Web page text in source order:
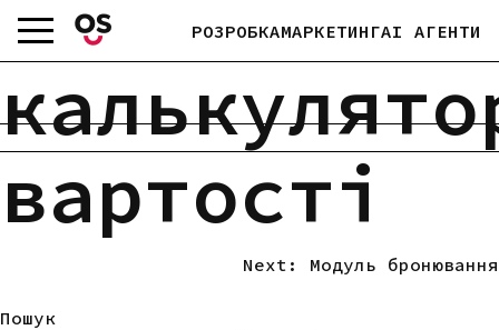
Skip
to
content
РОЗРОБКАМАРКЕТИНГAI АГЕНТИ
вартості
ЗАПИСІВ
Next: Модуль бронювання
Пошук